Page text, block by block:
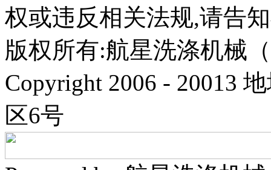
权或违反相关法规,请告
版权所有:航星洗涤机械
Copyright 2006 - 20013
区6号